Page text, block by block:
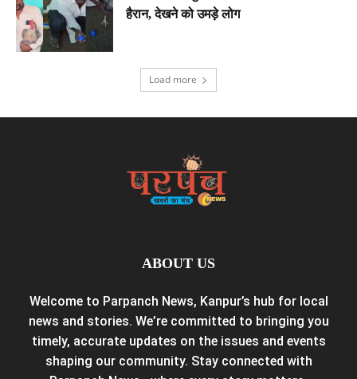
हैरान, देखने को उमड़े लोग
Load more
ABOUT US
Welcome to Parpanch News, Kanpur’s hub for local
news and stories. We’re committed to bringing you
timely, accurate updates on the issues and events
shaping our community. Stay connected with